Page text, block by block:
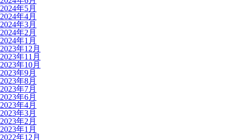
2024年5月
2024年4月
2024年3月
2024年2月
2024年1月
2023年12月
2023年11月
2023年10月
2023年9月
2023年8月
2023年7月
2023年6月
2023年4月
2023年3月
2023年2月
2023年1月
2022年12月